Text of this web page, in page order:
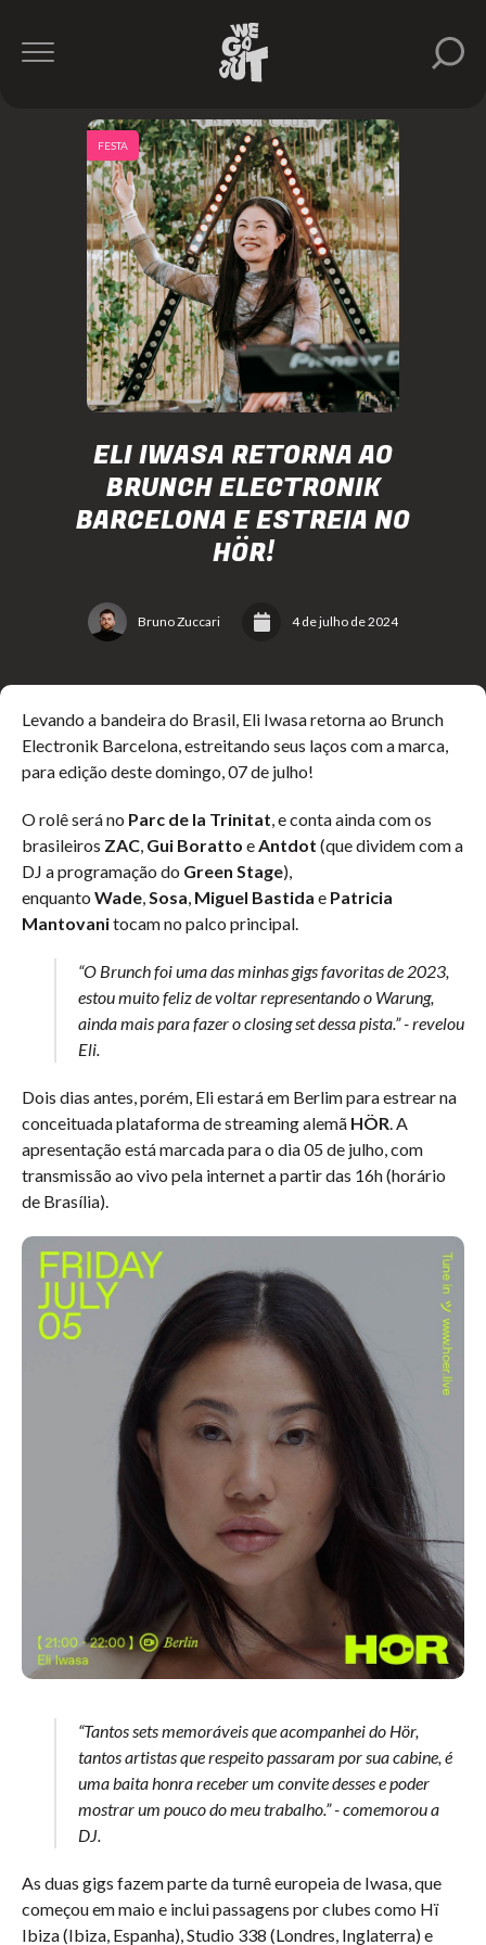
ELI IWASA RETORNA AO
BRUNCH ELECTRONIK
BARCELONA E ESTREIA NO
HÖR!
Bruno Zuccari 4 de julho de 2024
FESTA
Levando a bandeira do Brasil, Eli Iwasa retorna ao Brunch
Electronik Barcelona, estreitando seus laços com a marca,
para edição deste domingo, 07 de julho!
O rolê será no Parc de la Trinitat, e conta ainda com os
brasileiros ZAC, Gui Boratto eAntdot (que dividem com a
DJ a programação do Green Stage),
enquanto Wade,Sosa, Miguel Bastida e Patricia
Mantovanitocam no palco principal.
“O Brunch foi uma das minhas gigs favoritas de 2023,
estou muito feliz de voltar representando o Warung,
ainda mais para fazer o closing set dessa pista.” - revelou
Eli.
Dois dias antes, porém, Eli estará em Berlim para estrear na
conceituada plataforma de streaming alemã HÖR. A
apresentação está marcada para o dia 05 de julho, com
transmissão ao vivo pela internet a partir das 16h (horário
de Brasília).
“Tantos sets memoráveis que acompanhei do Hör,
tantos artistas que respeito passaram por sua cabine, é
uma baita honra receber um convite desses e poder
mostrar um pouco do meu trabalho.” - comemorou a
DJ.
As duas gigs fazem parte da turnê europeia de Iwasa, que
começou em maio e inclui passagens por clubes como Hï
Ibiza (Ibiza, Espanha), Studio 338 (Londres, Inglaterra) e